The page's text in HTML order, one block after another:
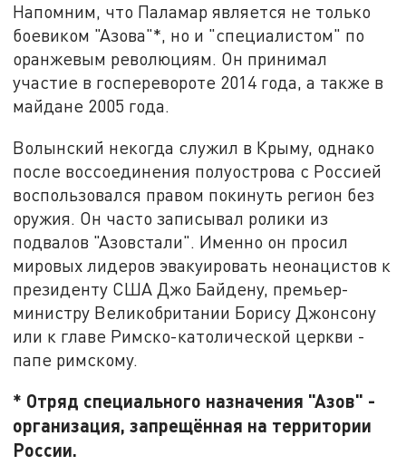
Напомним, что Паламар является не только
боевиком "Азова"*, но и "специалистом" по
оранжевым революциям. Он принимал
участие в госперевороте 2014 года, а также в
майдане 2005 года.
Волынский некогда служил в Крыму, однако
после воссоединения полуострова с Россией
воспользовался правом покинуть регион без
оружия. Он часто записывал ролики из
подвалов "Азовстали". Именно он просил
мировых лидеров эвакуировать неонацистов к
президенту США Джо Байдену, премьер-
министру Великобритании Борису Джонсону
или к главе Римско-католической церкви -
папе римскому.
* Отряд специального назначения "Азов" -
организация, запрещённая на территории
России.